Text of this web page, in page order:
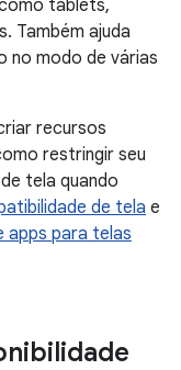
tablets,
Também ajuda
no modo de várias
recursos
restringir seu
tela quando
de tela e
apps para telas